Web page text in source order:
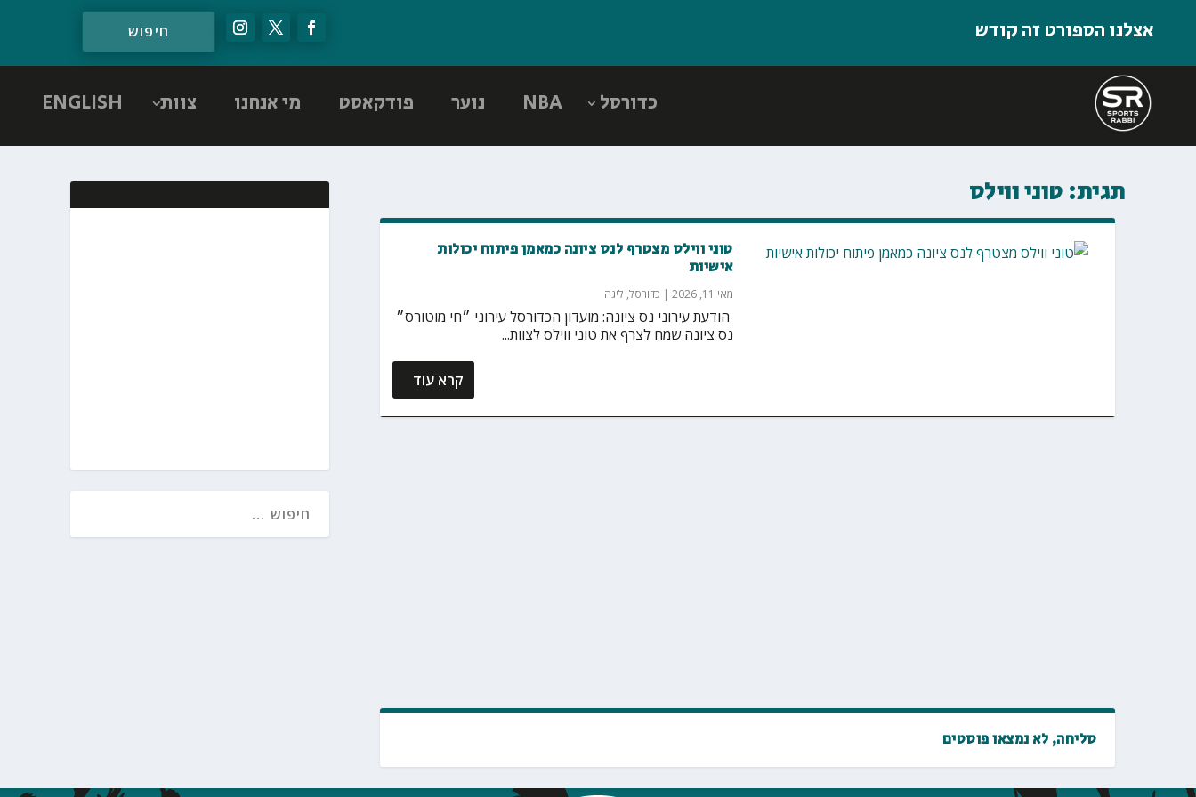
אצלנו הספורט זה קודש
כדורסל NBA נוער פודקאסט מי אנחנו צוות ENGLISH
תגית: טוני ווילס
טוני ווילס מצטרף לנס ציונה כמאמן פיתוח יכולות
אישיות
מאי 11, 2026 | כדורסל, ליגה
‏ הודעת עירוני נס ציונה: מועדון הכדורסל עירוני ״חי מוטורס״
נס ציונה שמח לצרף את טוני ווילס לצוות...
קרא עוד
סליחה, לא נמצאו פוסטים